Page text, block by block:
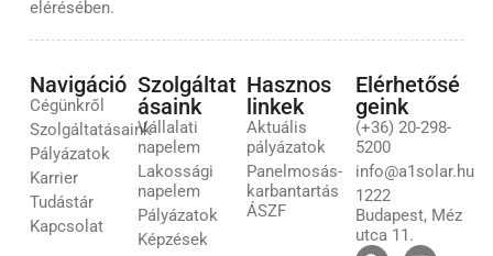
elérésében.
Navigáció
Cégünkről
Szolgáltatásaink
Pályázatok
Karrier
Tudástár
Kapcsolat
Szolgáltat
ásaink
Vállalati
napelem
Lakossági
napelem
Pályázatok
Képzések
Hasznos
linkek
Aktuális
pályázatok
Panelmosás-
karbantartás
ÁSZF
Elérhetősé
geink
(+36) 20-298-
5200
info@a1solar.hu
1222
Budapest, Méz
utca 11.